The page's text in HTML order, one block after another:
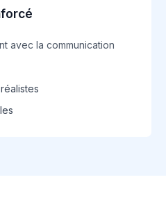
avec la communication